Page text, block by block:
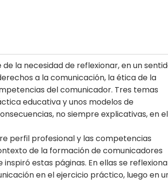
la necesidad de reflexionar, en un
a la comunicación, la ética de la
del comunicador. Tres temas
educativa y unos modelos de
no siempre explicativas, en el
perfil profesional y las competencias
de la formación de comunicadores
estas páginas. En ellas se reflexiona
en el ejercicio práctico, luego en